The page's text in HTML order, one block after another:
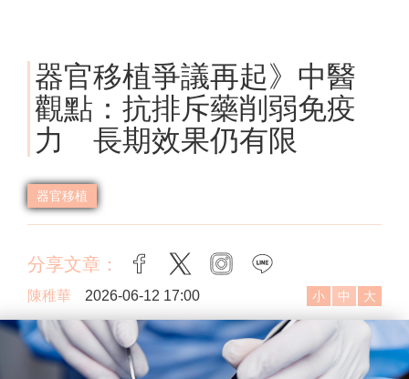
器官移植爭議再起》中醫
觀點：抗排斥藥削弱免疫
力 長期效果仍有限
器官移植
分享文章： facebook
twitter instagram
陳稚華 2026-06-12 17:00 小 中 大